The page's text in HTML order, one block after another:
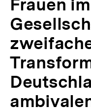
bpb.de
Frauen